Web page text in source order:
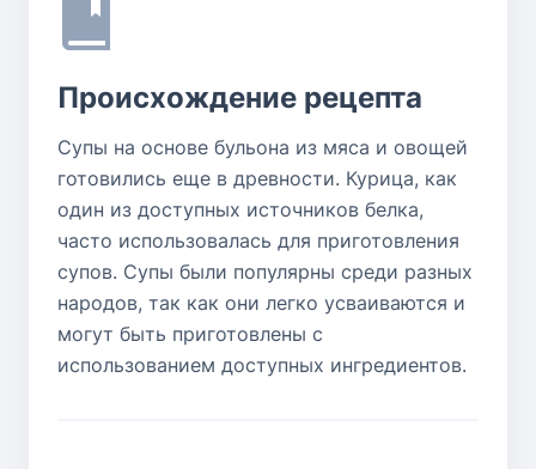
Происхождение рецепта
Супы на основе бульона из мяса и овощей
готовились еще в древности. Курица, как
один из доступных источников белка,
часто использовалась для приготовления
супов. Супы были популярны среди разных
народов, так как они легко усваиваются и
могут быть приготовлены с
использованием доступных ингредиентов.